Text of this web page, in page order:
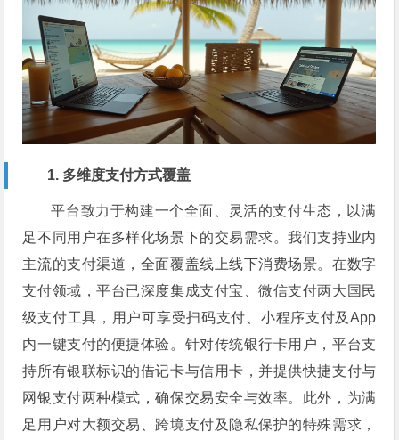
1. 多维度支付方式覆盖
平台致力于构建一个全面、灵活的支付生态，以满
足不同用户在多样化场景下的交易需求。我们支持业内
主流的支付渠道，全面覆盖线上线下消费场景。在数字
支付领域，平台已深度集成支付宝、微信支付两大国民
级支付工具，用户可享受扫码支付、小程序支付及App
内一键支付的便捷体验。针对传统银行卡用户，平台支
持所有银联标识的借记卡与信用卡，并提供快捷支付与
网银支付两种模式，确保交易安全与效率。此外，为满
足用户对大额交易、跨境支付及隐私保护的特殊需求，